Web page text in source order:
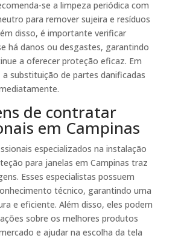
se a limpeza periódica com
para remover sujeira e resíduos
disso, é importante verificar
há danos ou desgastes, garantindo
a oferecer proteção eficaz. Em
a substituição de partes danificadas
de contratar
em Campinas
especializados na instalação
para janelas em Campinas traz
Esses especialistas possuem
técnico, garantindo uma
e eficiente. Além disso, eles podem
sobre os melhores produtos
e ajudar na escolha da tela